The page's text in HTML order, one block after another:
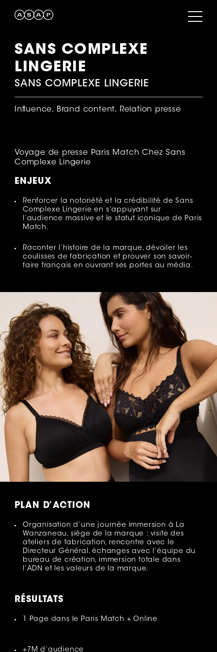
SANS COMPLEXE
LINGERIE
SANS COMPLEXE LINGERIE
Influence, Brand content, Relation presse
Voyage de presse Paris Match Chez Sans
Complexe Lingerie
ENJEUX
Renforcer la notoriété et la crédibilité de Sans
Complexe Lingerie en s’appuyant sur
l’audience massive et le statut iconique de Paris
Match.
Raconter l’histoire de la marque, dévoiler les
coulisses de fabrication et prouver son savoir-
faire français en ouvrant ses portes au média.
PLAN D’ACTION
Organisation d’une journée immersion à La
Wanzaneau, siège de la marque : visite des
ateliers de fabrication, rencontre avec le
Directeur Général, échanges avec l’équipe du
bureau de création, immersion totale dans
l’ADN et les valeurs de la marque.
RÉSULTATS
1 Page dans le Paris Match + Online
+7M d’audience